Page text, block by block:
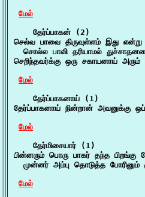
மேல்
    தேர்ப்பாகன் (2)
செல்வ பாவை திருவுள்ளம் இது
சொல்ல பாவி தரியாமல்
செறிந்தவர்க்கு ஒரு சகாயனாய்
மேல்
    தேர்ப்பாகனாய் (1)
தேர்ப்பாகனாய் நின்றான் அவனுக்கு
மேல்
    தேர்மிசையார் (1)
பின்னரும் பொரு பாகர் தந்த பிறங்கு
முன்னர் அம்பு தொடுத்த போரினும்
மேல்